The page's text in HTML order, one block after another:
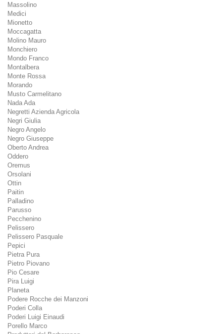
Massolino
Medici
Mionetto
Moccagatta
Molino Mauro
Monchiero
Mondo Franco
Montalbera
Monte Rossa
Morando
Musto Carmelitano
Nada Ada
Negretti Azienda Agricola
Negri Giulia
Negro Angelo
Negro Giuseppe
Oberto Andrea
Oddero
Oremus
Orsolani
Ottin
Paitin
Palladino
Parusso
Pecchenino
Pelissero
Pelissero Pasquale
Pepici
Pietra Pura
Pietro Piovano
Pio Cesare
Pira Luigi
Planeta
Podere Rocche dei Manzoni
Poderi Colla
Poderi Luigi Einaudi
Porello Marco